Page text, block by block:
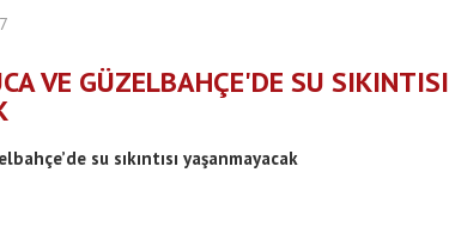
VE GÜZELBAHÇE'DE SU SIKINTISI
su sıkıntısı yaşanmayacak